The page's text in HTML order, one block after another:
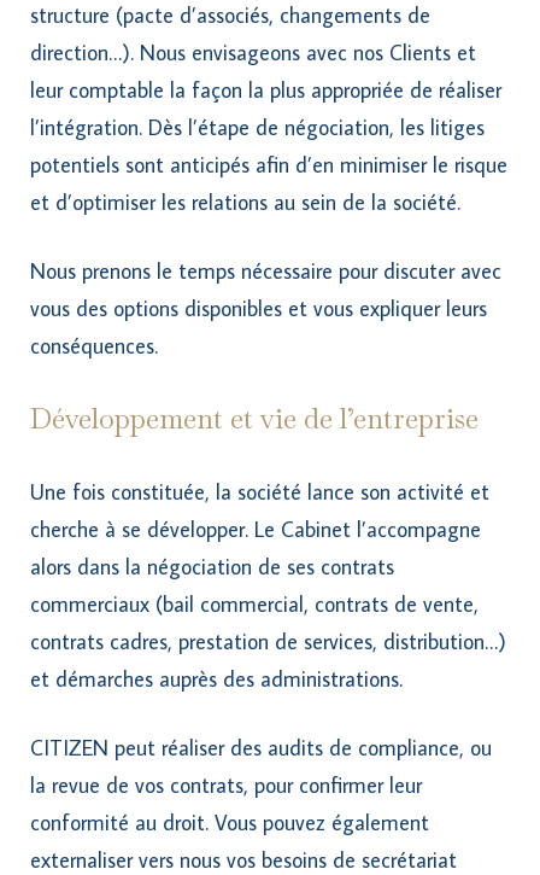
structure (pacte d’associés, changements de
direction…). Nous envisageons avec nos Clients et
leur comptable la façon la plus appropriée de réaliser
l’intégration. Dès l’étape de négociation, les litiges
potentiels sont anticipés afin d’en minimiser le risque
et d’optimiser les relations au sein de la société.
Nous prenons le temps nécessaire pour discuter avec
vous des options disponibles et vous expliquer leurs
conséquences.
Développement et vie de l’entreprise
Une fois constituée, la société lance son activité et
cherche à se développer. Le Cabinet l’accompagne
alors dans la négociation de ses contrats
commerciaux (bail commercial, contrats de vente,
contrats cadres, prestation de services, distribution…)
et démarches auprès des administrations.
CITIZEN peut réaliser des audits de compliance, ou
la revue de vos contrats, pour confirmer leur
conformité au droit. Vous pouvez également
externaliser vers nous vos besoins de secrétariat